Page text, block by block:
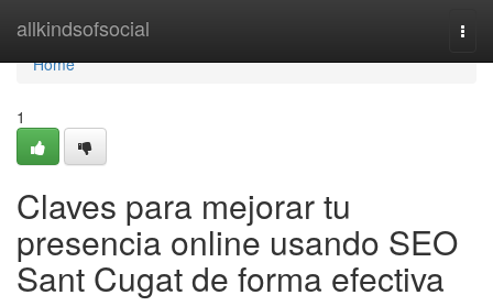
allkindsofsocial
Home
Home
1
Claves para mejorar tu
presencia online usando SEO
Sant Cugat de forma efectiva